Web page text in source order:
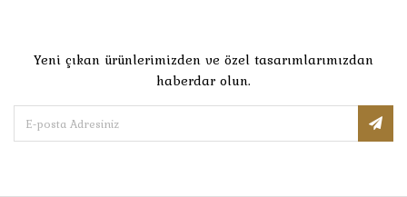
Yeni çıkan ürünlerimizden ve özel tasarımlarımızdan
haberdar olun.